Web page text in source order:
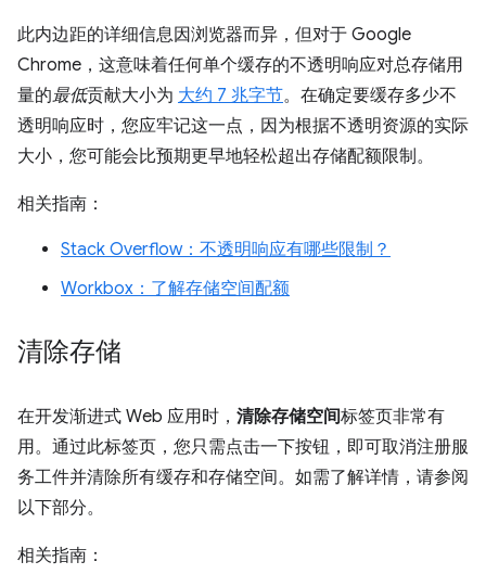
此内边距的详细信息因浏览器而异，但对于 Google
Chrome，这意味着任何单个缓存的不透明响应对总存储用
量的最低贡献大小为 大约 7 兆字节。在确定要缓存多少不
透明响应时，您应牢记这一点，因为根据不透明资源的实际
大小，您可能会比预期更早地轻松超出存储配额限制。
相关指南：
Stack Overflow：不透明响应有哪些限制？
Workbox：了解存储空间配额
清除存储
在开发渐进式 Web 应用时， 清除存储空间标签页非常有
用。通过此标签页，您只需点击一下按钮，即可取消注册服
务工件并清除所有缓存和存储空间。如需了解详情，请参阅
以下部分。
相关指南：